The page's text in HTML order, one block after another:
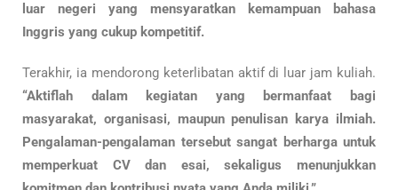
luar negeri yang mensyaratkan kemampuan bahasa
Inggris yang cukup kompetitif.
Terakhir, ia mendorong keterlibatan aktif di luar jam kuliah.
“Aktiflah dalam kegiatan yang bermanfaat bagi
masyarakat, organisasi, maupun penulisan karya ilmiah.
Pengalaman-pengalaman tersebut sangat berharga untuk
memperkuat CV dan esai, sekaligus menunjukkan